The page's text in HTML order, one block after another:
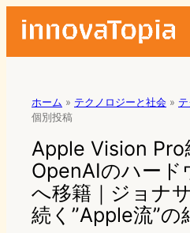
ホーム » テクノロジーと社会 »
個別投稿
Apple Vision Pro
OpenAIのハード
へ移籍｜ジョナ
続く”Apple流”の